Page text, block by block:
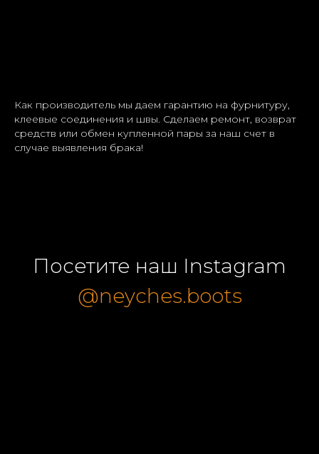
Как производитель мы даем гарантию на фурнитуру,
клеевые соединения и швы. Сделаем ремонт, возврат
средств или обмен купленной пары за наш счет в
случае выявления брака!
Посетите наш Instagram
@neyches.boots